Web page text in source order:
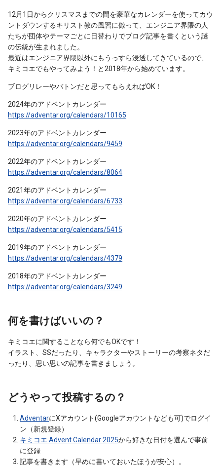
12月1日からクリスマスまでの間を豪華なカレンダーを使ってカウ
ントダウンするキリスト教の風習に倣って、エンジニア界隈の人
たちが団体やテーマごとに日替わりでブログ記事を書くという謎
の伝統が生まれました。
最近はエンジニア界隈以外にもうっすら浸透してきているので、
キミコエでもやってみよう！と2018年から始めています。
ブログリレーやバトンだと思ってもらえればOK！
2024年のアドベントカレンダー
https://adventar.org/calendars/10165
2023年のアドベントカレンダー
https://adventar.org/calendars/9459
2022年のアドベントカレンダー
https://adventar.org/calendars/8064
2021年のアドベントカレンダー
https://adventar.org/calendars/6733
2020年のアドベントカレンダー
https://adventar.org/calendars/5415
2019年のアドベントカレンダー
https://adventar.org/calendars/4379
2018年のアドベントカレンダー
https://adventar.org/calendars/3249
何を書けばいいの？
キミコエに関することなら何でもOKです！
イラスト、SSだったり、キャラクターやストーリーの考察ネタだ
ったり、思い思いの記事を書きましょう。
どうやって投稿するの？
AdventarにXアカウント(Googleアカウントなども可)でログイ
ン（新規登録）
キミコエ Advent Calendar 2025から好きな日付を選んで事前
に登録
記事を書きます（早めに書いておいたほうが安心）。